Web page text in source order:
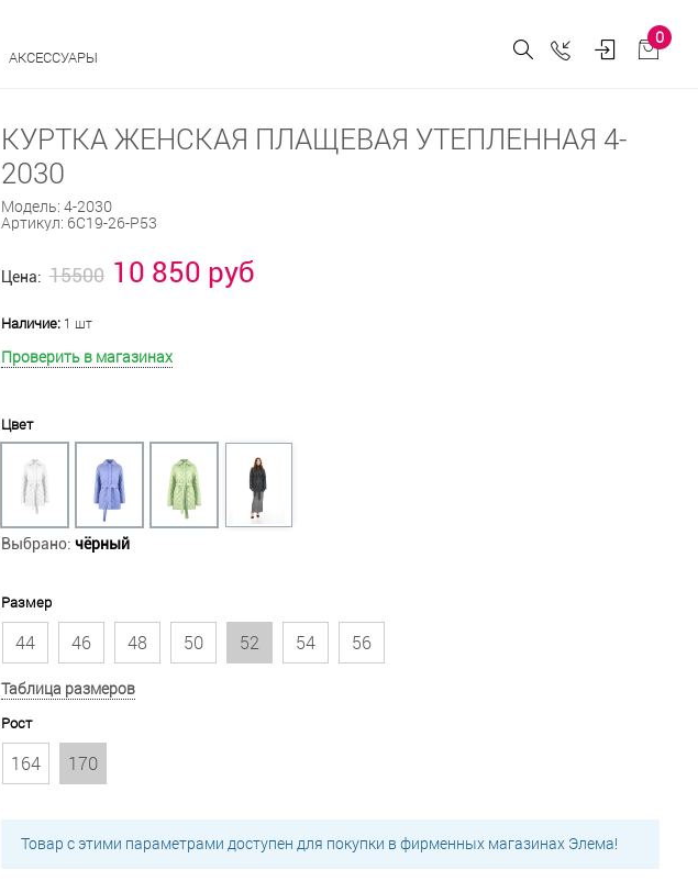
АКСЕССУАРЫ
0
КУРТКА ЖЕНСКАЯ ПЛАЩЕВАЯ УТЕПЛЕННАЯ 4-
2030
Модель: 4-2030
Артикул: 6С19-26-Р53
Цена: 15500 10 850 руб
Наличие: 1 шт
Проверить в магазинах
Цвет
Выбрано: чёрный
Размер
44 46 48 50 52 54 56
Таблица размеров
Рост
164 170
Товар с этими параметрами доступен для покупки в фирменных магазинах Элема!